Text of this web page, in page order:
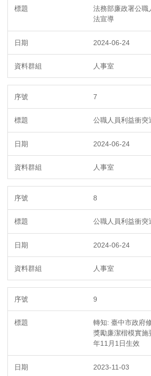
法務部廉政署公職
法宣導
2024-06-24
人事室
7
公職人員利益衝突
2024-06-24
人事室
8
公職人員利益衝突
2024-06-24
人事室
9
轉知: 臺中市政府
獎勵廉潔楷模實
年11月1日生效
2023-11-03